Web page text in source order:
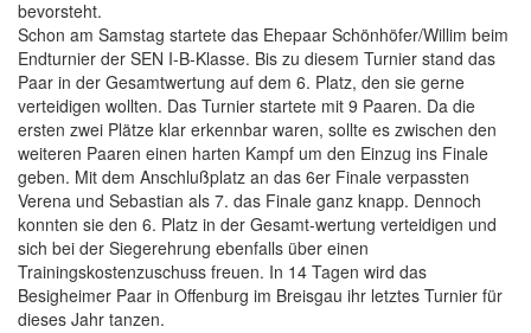
bevorsteht.
Schon am Samstag startete das Ehepaar Schönhöfer/Willim beim
Endturnier der SEN I-B-Klasse. Bis zu diesem Turnier stand das
Paar in der Gesamtwertung auf dem 6. Platz, den sie gerne
verteidigen wollten. Das Turnier startete mit 9 Paaren. Da die
ersten zwei Plätze klar erkennbar waren, sollte es zwischen den
weiteren Paaren einen harten Kampf um den Einzug ins Finale
geben. Mit dem Anschlußplatz an das 6er Finale verpassten
Verena und Sebastian als 7. das Finale ganz knapp. Dennoch
konnten sie den 6. Platz in der Gesamt-wertung verteidigen und
sich bei der Siegerehrung ebenfalls über einen
Trainingskostenzuschuss freuen. In 14 Tagen wird das
Besigheimer Paar in Offenburg im Breisgau ihr letztes Turnier für
dieses Jahr tanzen.